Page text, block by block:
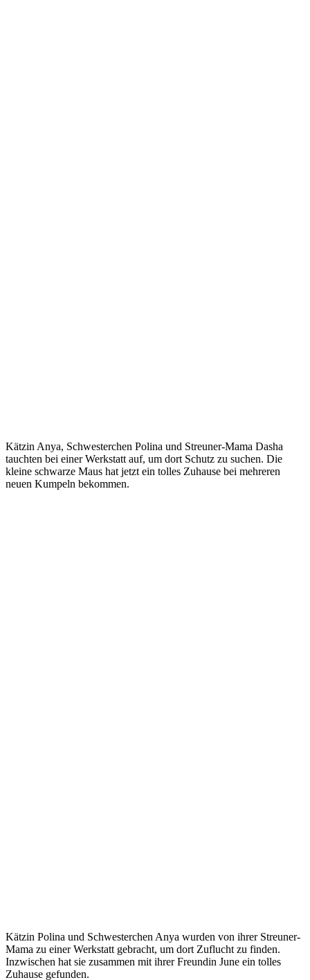
Kätzin Anya, Schwesterchen Polina und Streuner-Mama Dasha
tauchten bei einer Werkstatt auf, um dort Schutz zu suchen. Die
kleine schwarze Maus hat jetzt ein tolles Zuhause bei mehreren
neuen Kumpeln bekommen.
Kätzin Polina und Schwesterchen Anya wurden von ihrer Streuner-
Mama zu einer Werkstatt gebracht, um dort Zuflucht zu finden.
Inzwischen hat sie zusammen mit ihrer Freundin June ein tolles
Zuhause gefunden.